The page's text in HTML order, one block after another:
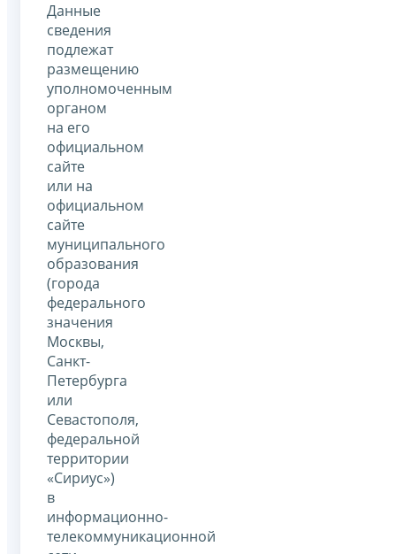
Данные
сведения
подлежат
размещению
уполномоченным
органом
на его
официальном
сайте
или на
официальном
сайте
муниципального
образования
(города
федерального
значения
Москвы,
Санкт-
Петербурга
или
Севастополя,
федеральной
территории
«Сириус»)
в
информационно-
телекоммуникационной